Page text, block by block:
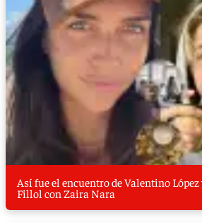
Así fue el encuentro de Valentino
Fillol con Zaira Nara